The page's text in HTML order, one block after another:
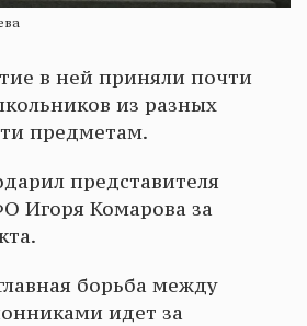
в ней приняли почти
из разных
предметам.
представителя
Игоря Комарова за
борьба между
идет за